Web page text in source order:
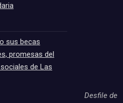
sus becas
promesas del
de Las
Desfile de